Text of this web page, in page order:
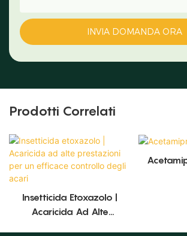
INVIA DOMANDA ORA
Prodotti Correlati
Insetticida Etoxazolo |
Acaricida Ad Alte